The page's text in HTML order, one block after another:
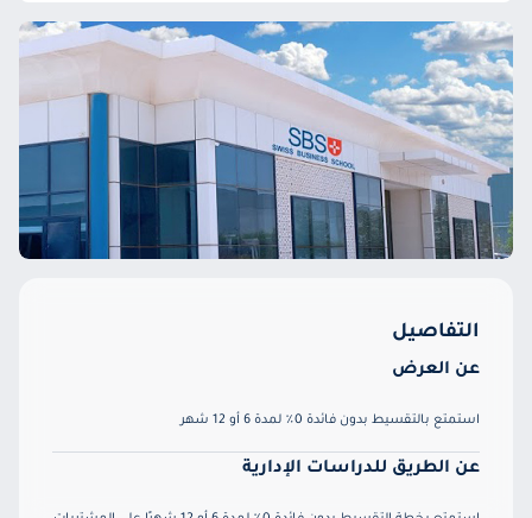
التفاصيل
عن العرض
استمتع بالتقسيط بدون فائدة 0٪ لمدة 6 أو 12 شهر
عن الطريق للدراسات الإدارية